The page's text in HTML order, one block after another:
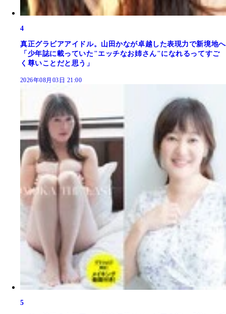
4
真正グラビアアイドル。山田かなが卓越した表現力で新境地へ
「少年誌に載っていた"エッチなお姉さん"になれるってすご
く尊いことだと思う」
2026年08月03日 21:00
5